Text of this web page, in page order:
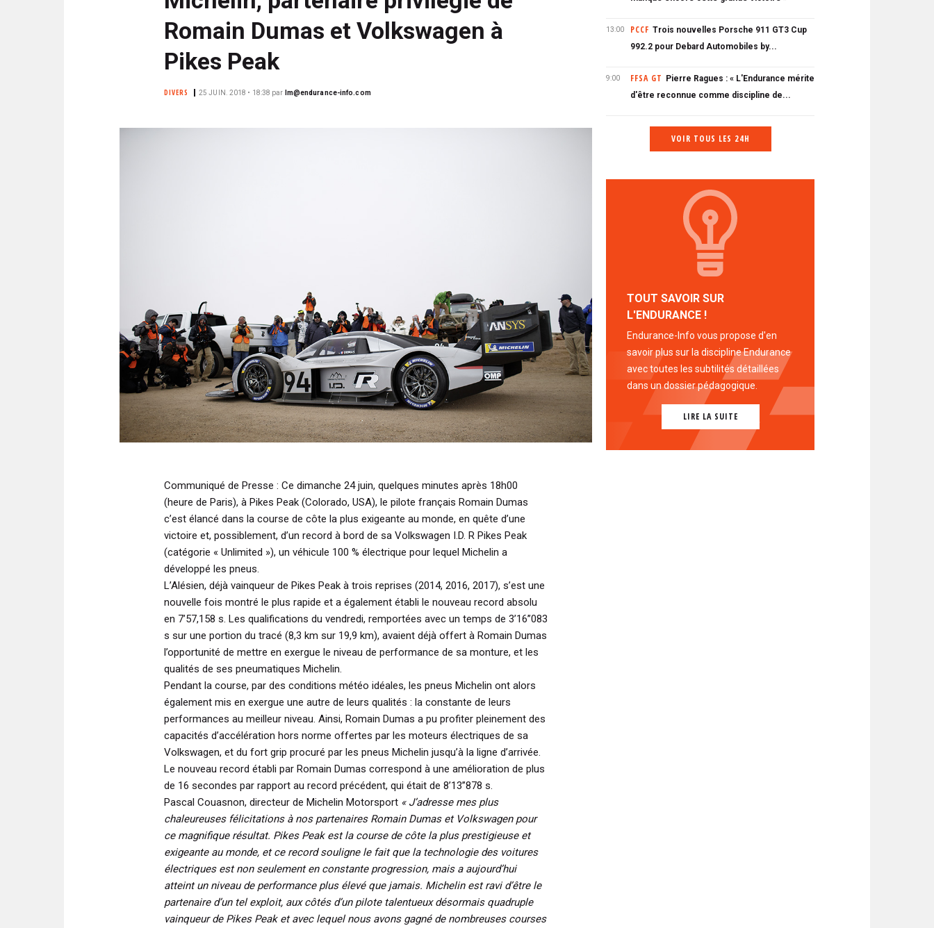
Romain Dumas et Volkswagen à
Pikes Peak
DIVERS 25 JUIN. 2018 • 18:38 par lm@endurance-info.com
Communiqué de Presse : Ce dimanche 24 juin, quelques minutes après 18h00
(heure de Paris), à Pikes Peak (Colorado, USA), le pilote français Romain Dumas
c’est élancé dans la course de côte la plus exigeante au monde, en quête d’une
victoire et, possiblement, d’un record à bord de sa Volkswagen I.D. R Pikes Peak
(catégorie « Unlimited »), un véhicule 100 % électrique pour lequel Michelin a
développé les pneus.
L’Alésien, déjà vainqueur de Pikes Peak à trois reprises (2014, 2016, 2017), s’est une
nouvelle fois montré le plus rapide et a également établi le nouveau record absolu
en 7’57,158 s. Les qualifications du vendredi, remportées avec un temps de 3’16’’083
s sur une portion du tracé (8,3 km sur 19,9 km), avaient déjà offert à Romain Dumas
l’opportunité de mettre en exergue le niveau de performance de sa monture, et les
qualités de ses pneumatiques Michelin.
Pendant la course, par des conditions météo idéales, les pneus Michelin ont alors
également mis en exergue une autre de leurs qualités : la constante de leurs
performances au meilleur niveau. Ainsi, Romain Dumas a pu profiter pleinement des
capacités d’accélération hors norme offertes par les moteurs électriques de sa
Volkswagen, et du fort grip procuré par les pneus Michelin jusqu’à la ligne d’arrivée.
Le nouveau record établi par Romain Dumas correspond à une amélioration de plus
de 16 secondes par rapport au record précédent, qui était de 8’13’’878 s.
Pascal Couasnon, directeur de Michelin Motorsport « J’adresse mes plus
chaleureuses félicitations à nos partenaires Romain Dumas et Volkswagen pour
ce magnifique résultat. Pikes Peak est la course de côte la plus prestigieuse et
exigeante au monde, et ce record souligne le fait que la technologie des voitures
électriques est non seulement en constante progression, mais a aujourd’hui
atteint un niveau de performance plus élevé que jamais. Michelin est ravi d’être le
partenaire d’un tel exploit, aux côtés d’un pilote talentueux désormais quadruple
vainqueur de Pikes Peak et avec lequel nous avons gagné de nombreuses courses
13:00 PCCF Trois nouvelles Porsche 911 GT3 Cup
992.2 pour Debard Automobiles by...
9:00 FFSA GT Pierre Ragues : « L'Endurance mérite
d'être reconnue comme discipline de...
VOIR TOUS LES 24H
TOUT SAVOIR SUR
L'ENDURANCE !
Endurance-Info vous propose d'en
savoir plus sur la discipline Endurance
avec toutes les subtilités détaillées
dans un dossier pédagogique.
LIRE LA SUITE